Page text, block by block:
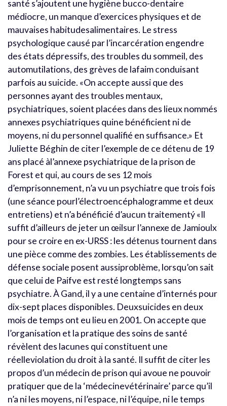
santé s’ajoutent une hygiène bucco-dentaire
médiocre, un manque d’exercices physiques et de
mauvaises habitudesalimentaires. Le stress
psychologique causé par l’incarcération engendre
des états dépressifs, des troubles du sommeil, des
automutilations, des grèves de lafaim conduisant
parfois au suicide. «On accepte aussi que des
personnes ayant des troubles mentaux,
psychiatriques, soient placées dans des lieux nommés
annexes psychiatriques quine bénéficient ni de
moyens, ni du personnel qualifié en suffisance.» Et
Juliette Béghin de citer l’exemple de ce détenu de 19
ans placé àl’annexe psychiatrique de la prison de
Forest et qui, au cours de ses 12 mois
d’emprisonnement, n’a vu un psychiatre que trois fois
(une séance pourl’électroencéphalogramme et deux
entretiens) et n’a bénéficié d’aucun traitementý «Il
suffit d’ailleurs de jeter un œilsur l’annexe de Jamioulx
pour se croire en ex-URSS : les détenus tournent dans
une pièce comme des zombies. Les établissements de
défense sociale posent aussiproblème, lorsqu’on sait
que celui de Paifve est resté longtemps sans
psychiatre. À Gand, il y a une centaine d’internés pour
dix-sept places disponibles. Deuxsuicides en deux
mois de temps ont eu lieu en 2001. On accepte que
l’organisation et la pratique des soins de santé
révèlent des lacunes qui constituent une
réelleviolation du droit à la santé. Il suffit de citer les
propos d’un médecin de prison qui avoue ne pouvoir
pratiquer que de la ‘médecinevétérinaire’ parce qu’il
n’a ni les moyens, ni l’espace, ni l’équipe, ni le temps